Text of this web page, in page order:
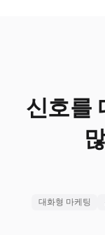
신호를
대화형 마케팅